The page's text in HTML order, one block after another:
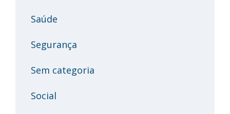
Saúde
Segurança
Sem categoria
Social